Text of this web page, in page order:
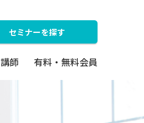
セミナーを探す
講師 有料・無料会員